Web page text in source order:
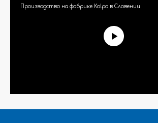
Производство на фабрике Kolpa в Словении